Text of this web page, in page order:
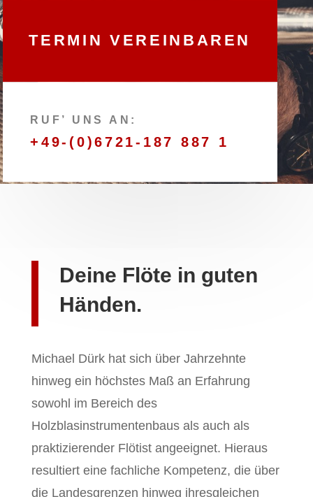
TERMIN VEREINBAREN
RUF’ UNS AN:
+49-(0)6721-187 887 1
Deine Flöte in guten
Händen.
Michael Dürk hat sich über Jahrzehnte
hinweg ein höchstes Maß an Erfahrung
sowohl im Bereich des
Holzblasinstrumentenbaus als auch als
praktizierender Flötist angeeignet. Hieraus
resultiert eine fachliche Kompetenz, die über
die Landesgrenzen hinweg ihresgleichen